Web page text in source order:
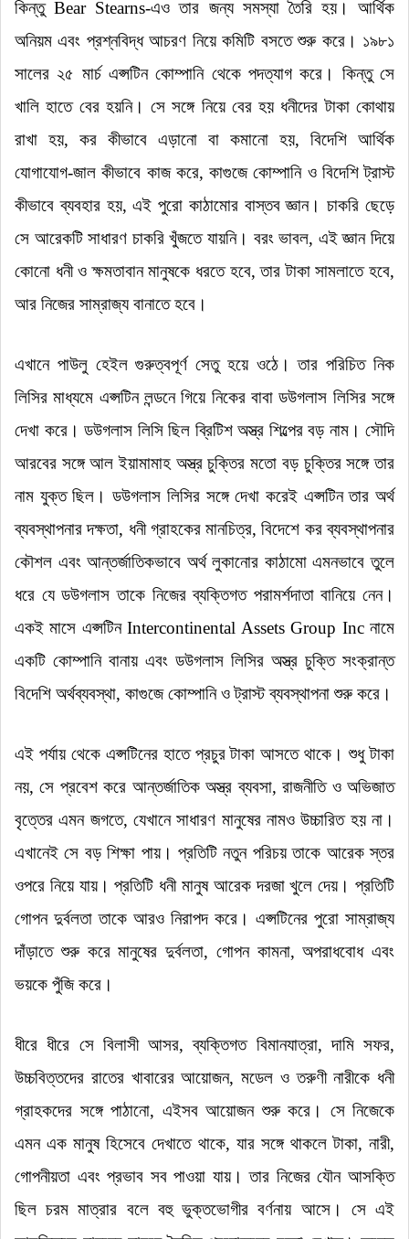
কিন্তু Bear Stearns-এও তার জন্য সমস্যা তৈরি হয়। আর্থিক
অনিয়ম এবং প্রশ্নবিদ্ধ আচরণ নিয়ে কমিটি বসতে শুরু করে। ১৯৮১
সালের ২৫ মার্চ এপ্সটিন কোম্পানি থেকে পদত্যাগ করে । কিন্তু সে
খালি হাতে বের হয়নি।সে সঙ্গে নিয়ে বের হয় ধনীদের টাকা কোথায়
রাখা হয়, কর কীভাবে এড়ানো বা কমানো হয়, বিদেশি আর্থিক
যোগাযোগ-জাল কীভাবে কাজ করে, কাগুজে কোম্পানি ও বিদেশি ট্রাস্ট
কীভাবে ব্যবহার হয়, এই পুরো কাঠামোর বাস্তব জ্ঞান।চাকরি ছেড়ে
সে আরেকটি সাধারণ চাকরি খুঁজতে যায়নি। বরং ভাবল, এই জ্ঞান দিয়ে
কোনো ধনী ও ক্ষমতাবান মানুষকে ধরতে হবে, তার টাকা সামলাতে হবে,
আর নিজের সাম্রাজ্য বানাতে হবে ।
এখানে পাউলু হেইল গুরুত্বপূর্ণ সেতু হয়ে ওঠে।তার পরিচিত নিক
লিসির মাধ্যমে এপ্সটিন লন্ডনে গিয়ে নিকের বাবা ডউগলাস লিসির সঙ্গে
দেখা করে। ডউগলাস লিসি ছিল ব্রিটিশ অস্ত্র শিল্পের বড় নাম। সৌদি
আরবের সঙ্গে আল ইয়ামামাহ অস্ত্র চুক্তির মতো বড় চুক্তির সঙ্গে তার
নাম যুক্ত ছিল ।ডউগলাস লিসির সঙ্গে দেখা করেই এপ্সটিন তার অর্থ
ব্যবস্থাপনার দক্ষতা, ধনী গ্রাহকের মানচিত্র, বিদেশে কর ব্যবস্থাপনার
কৌশল এবং আন্তর্জাতিকভাবে অর্থ লুকানোর কাঠামো এমনভাবে তুলে
ধরে যে ডউগলাস তাকে নিজের ব্যক্তিগত পরামর্শদাতা বানিয়ে নেন।
একই মাসে এপ্সটিন Intercontinental Assets Group Inc নামে
একটি কোম্পানি বানায় এবং ডউগলাস লিসির অস্ত্র চুক্তি সংক্রান্ত
বিদেশি অর্থব্যবস্থা, কাগুজে কোম্পানি ও ট্রাস্ট ব্যবস্থাপনা শুরু করে ।
এই পর্যায় থেকে এপ্সটিনের হাতে প্রচুর টাকা আসতে থাকে ।শুধু টাকা
নয়, সে প্রবেশ করে আন্তর্জাতিক অস্ত্র ব্যবসা, রাজনীতি ও অভিজাত
বৃত্তের এমন জগতে, যেখানে সাধারণ মানুষের নামও উচ্চারিত হয় না ।
এখানেই সে বড় শিক্ষা পায়।প্রতিটি নতুন পরিচয় তাকে আরেক স্তর
ওপরে নিয়ে যায়।প্রতিটি ধনী মানুষ আরেক দরজা খুলে দেয়।প্রতিটি
গোপন দুর্বলতা তাকে আরও নিরাপদ করে । এপ্সটিনের পুরো সাম্রাজ্য
দাঁড়াতে শুরু করে মানুষের দুর্বলতা, গোপন কামনা, অপরাধবোধ এবং
ভয়কে পুঁজি করে ।
ধীরে ধীরে সে বিলাসী আসর, ব্যক্তিগত বিমানযাত্রা, দামি সফর,
উচ্চবিত্তদের রাতের খাবারের আয়োজন, মডেল ও তরুণী নারীকে ধনী
গ্রাহকদের সঙ্গে পাঠানো, এইসব আয়োজন শুরু করে । সে নিজেকে
এমন এক মানুষ হিসেবে দেখাতে থাকে, যার সঙ্গে থাকলে টাকা, নারী,
গোপনীয়তা এবং প্রভাব সব পাওয়া যায়।তার নিজের যৌন আসক্তি
ছিল চরম মাত্রার বলে বহু ভুক্তভোগীর বর্ণনায় আসে। সে এই